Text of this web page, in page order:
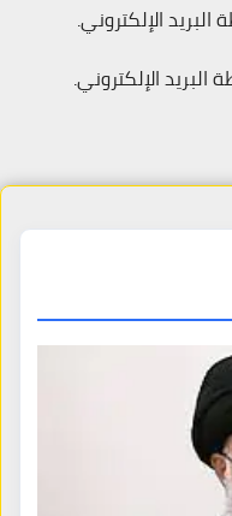
الإلكتروني.
الإلكتروني.